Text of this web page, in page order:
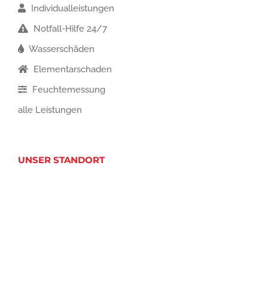
Individualleistungen
Notfall-Hilfe 24/7
Wasserschäden
Elementarschaden
Feuchtemessung
alle Leistungen
UNSER STANDORT